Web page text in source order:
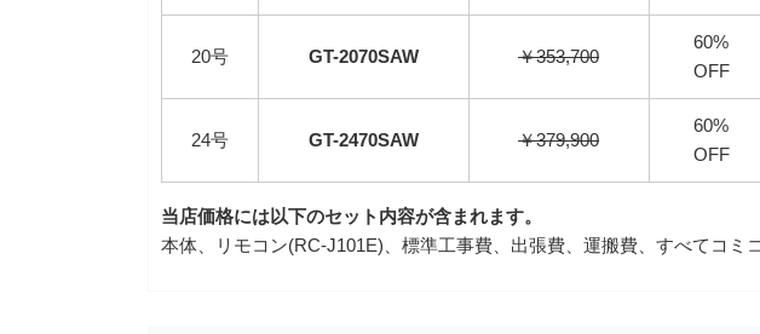
20号 GT-2070SAW ￥353,700
60%
OFF
24号 GT-2470SAW ￥379,900
60%
OFF
当店価格には以下のセット内容が含まれます。
本体、リモコン(RC-J101E)、標準工事費、出張費、運搬費、すべてコミ